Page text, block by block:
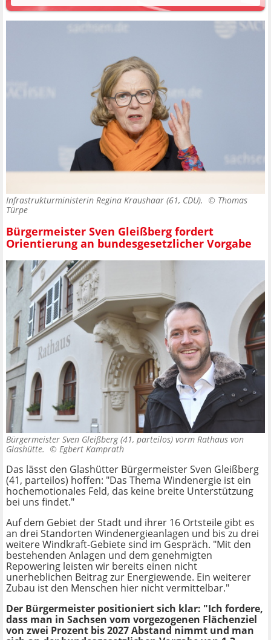
Infrastrukturministerin Regina Kraushaar (61, CDU). © Thomas
Türpe
Bürgermeister Sven Gleißberg fordert
Orientierung an bundesgesetzlicher Vorgabe
Bürgermeister Sven Gleißberg (41, parteilos) vorm Rathaus von
Glashütte. © Egbert Kamprath
Das lässt den Glashütter Bürgermeister Sven Gleißberg
(41, parteilos) hoffen: "Das Thema Windenergie ist ein
hochemotionales Feld, das keine breite Unterstützung
bei uns findet."
Auf dem Gebiet der Stadt und ihrer 16 Ortsteile gibt es
an drei Standorten Windenergieanlagen und bis zu drei
weitere Windkraft-Gebiete sind im Gespräch. "Mit den
bestehenden Anlagen und dem genehmigten
Repowering leisten wir bereits einen nicht
unerheblichen Beitrag zur Energiewende. Ein weiterer
Zubau ist den Menschen hier nicht vermittelbar."
Der Bürgermeister positioniert sich klar: "Ich fordere,
dass man in Sachsen vom vorgezogenen Flächenziel
von zwei Prozent bis 2027 Abstand nimmt und man